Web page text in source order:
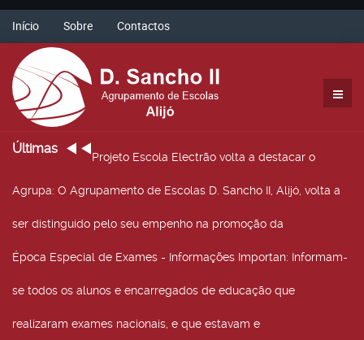
Início Sobre Contactos
Últimas
Projeto Escola Electrão volta a destacar o
Agrupa: O Agrupamento de Escolas D. Sancho II, Alijó, volta a
ser distinguido pelo seu empenho na promoção da
Época Especial de Exames - Informações Importan: Informam-
se todos os alunos e encarregados de educação que
realizaram exames nacionais, e que estavam e